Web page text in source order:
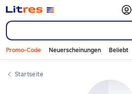
Promo-Code Neuerscheinungen Beliebt
Startseite
Слайдер с книгами
Слайдер с книгами